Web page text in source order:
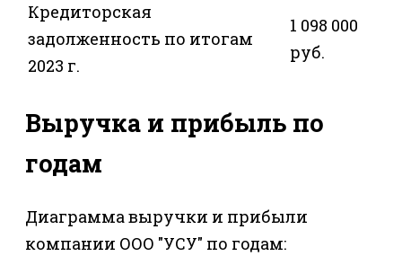
Кредиторская
задолженность по итогам
2023 г.
1 098 000
руб.
Выручка и прибыль по
годам
Диаграмма выручки и прибыли
компании ООО "УСУ" по годам: